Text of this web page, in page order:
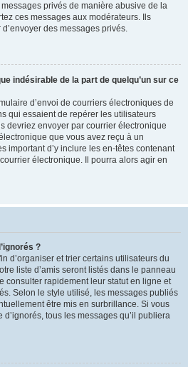
messages privés de manière abusive de la
ces messages aux modérateurs. Ils
des messages privés.
indésirable de la part de quelqu’un sur ce
d’envoi de courriers électroniques de
qui essaient de repérer les utilisateurs
devriez envoyer par courrier électronique
que vous avez reçu à un
important d’y inclure les en-têtes contenant
électronique. Il pourra alors agir en
?
d’organiser et trier certains utilisateurs du
liste d’amis seront listés dans le panneau
consulter rapidement leur statut en ligne et
Selon le style utilisé, les messages publiés
être mis en surbrillance. Si vous
tous les messages qu’il publiera